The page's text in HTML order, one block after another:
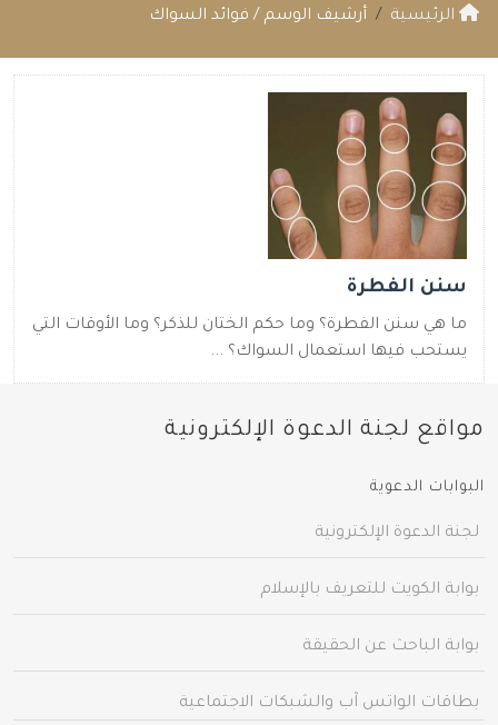
الرئيسية أرشيف الوسم / فوائد السواك
سنن الفطرة
ما هي سنن الفطرة؟ وما حكم الختان للذكر؟ وما الأوقات التي
يستحب فيها استعمال السواك؟ ...
مواقع لجنة الدعوة الإلكترونية
البوابات الدعوية
لجنة الدعوة الإلكترونية
بوابة الكويت للتعريف بالإسلام
بوابة الباحث عن الحقيقة
بطاقات الواتس آب والشبكات الاجتماعية